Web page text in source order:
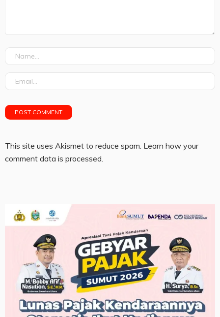
This site uses Akismet to reduce spam. Learn how your
comment data is processed.